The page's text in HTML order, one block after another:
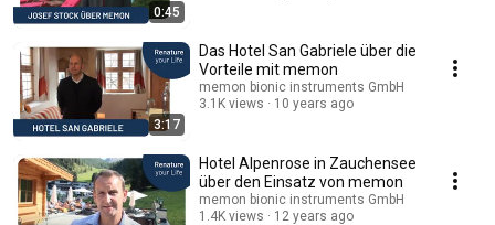
0:45
3:17
Das Hotel San Gabriele über die
Vorteile mit memon
memon bionic instruments GmbH
3.1K views
10 years ago
Hotel Alpenrose in Zauchensee
über den Einsatz von memon
memon bionic instruments GmbH
1.4K views
12 years ago